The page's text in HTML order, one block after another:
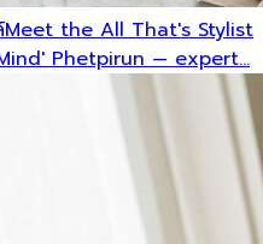
Meet the All That's Stylist
Phetpirun — expert…